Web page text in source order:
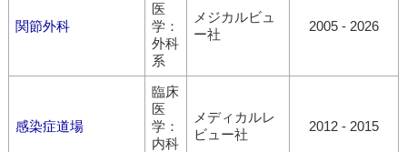
関節外科
医
学：
外科
系
メジカルビュ
ー社
2005 - 2026
感染症道場
臨床
医
学：
内科
メディカルレ
ビュー社
2012 - 2015